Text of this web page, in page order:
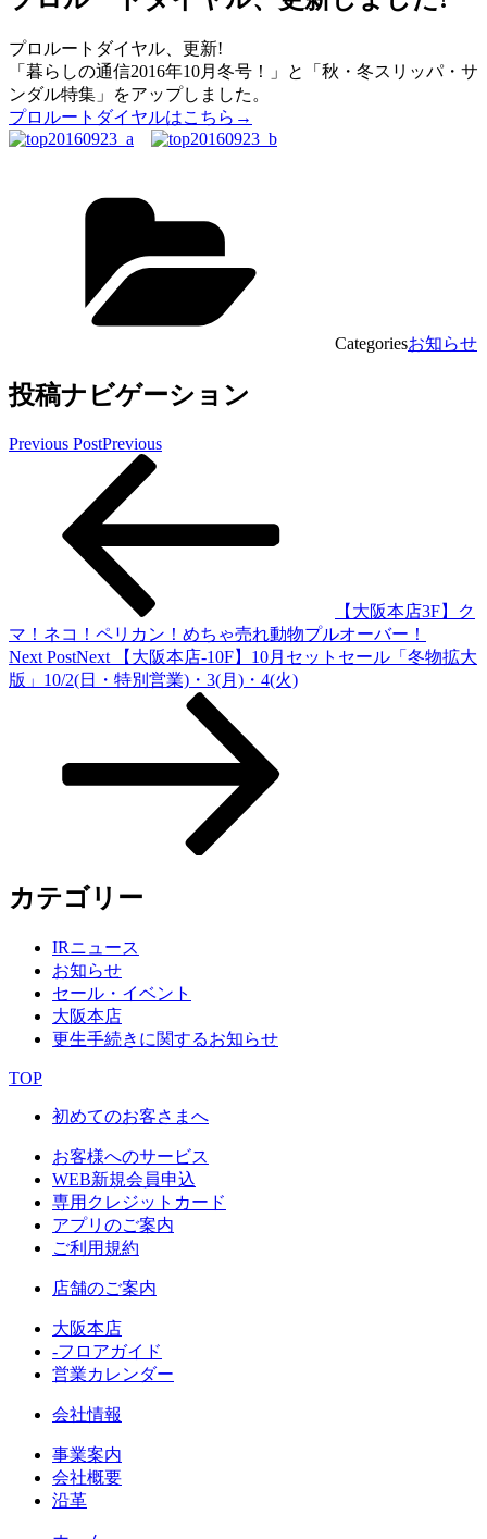
プロルートダイヤル、更新!
「暮らしの通信2016年10月冬号！」と「秋・冬スリッパ・サ
ンダル特集」をアップしました。
プロルートダイヤルはこちら→
Categoriesお知らせ
投稿ナビゲーション
Previous PostPrevious
【大阪本店3F】ク
マ！ネコ！ペリカン！めちゃ売れ動物プルオーバー！
Next PostNext
【大阪本店-10F】10月セットセール「冬物拡大
版」10/2(日・特別営業)・3(月)・4(火)
カテゴリー
IRニュース
お知らせ
セール・イベント
大阪本店
更生手続きに関するお知らせ
TOP
初めてのお客さまへ
お客様へのサービス
WEB新規会員申込
専用クレジットカード
アプリのご案内
ご利用規約
店舗のご案内
大阪本店
-フロアガイド
営業カレンダー
会社情報
事業案内
会社概要
沿革